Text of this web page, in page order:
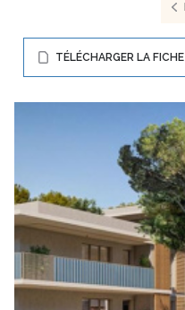
TÉLÉCHARGER LA FICHE